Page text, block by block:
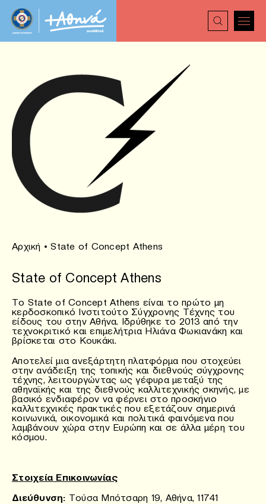
Αρχική •State of Concept Athens
State of Concept Athens
Το State of Concept Athens είναι το πρώτο μη
κερδοσκοπικό Ινστιτούτο Σύγχρονης Τέχνης του
είδους του στην Αθήνα. Ιδρύθηκε το 2013 από την
τεχνοκριτικό και επιμελήτρια Ηλιάνα Φωκιανάκη και
βρίσκεται στο Κουκάκι.
Αποτελεί μια ανεξάρτητη πλατφόρμα που στοχεύει
στην ανάδειξη της τοπικής και διεθνούς σύγχρονης
τέχνης, λειτουργώντας ως γέφυρα μεταξύ της
αθηναϊκής και της διεθνούς καλλιτεχνικής σκηνής, με
βασικό ενδιαφέρον να φέρνει στο προσκήνιο
καλλιτεχνικές πρακτικές που εξετάζουν σημερινά
κοινωνικά, οικονομικά και πολιτικά φαινόμενα που
λαμβάνουν χώρα στην Ευρώπη και σε άλλα μέρη του
κόσμου.
Στοιχεία Επικοινωνίας
Διεύθυνση: Τούσα Μπότσαρη 19, Αθήνα, 11741